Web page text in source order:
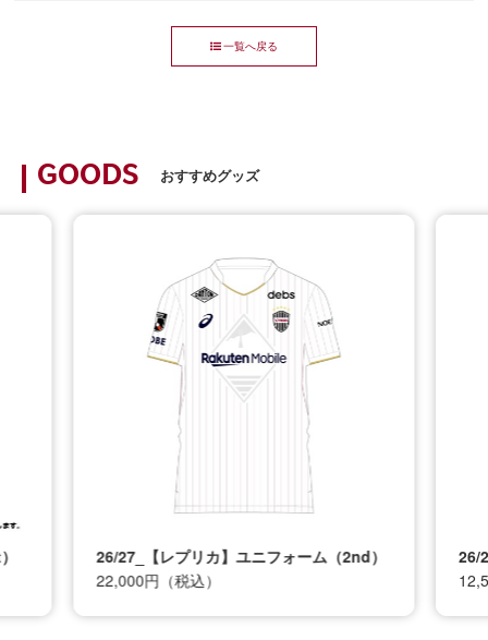
一覧へ戻る
GOODS おすすめグッズ
26/27_【レプリカ】ユニフォーム（2nd）
22,000円（税込）
26/